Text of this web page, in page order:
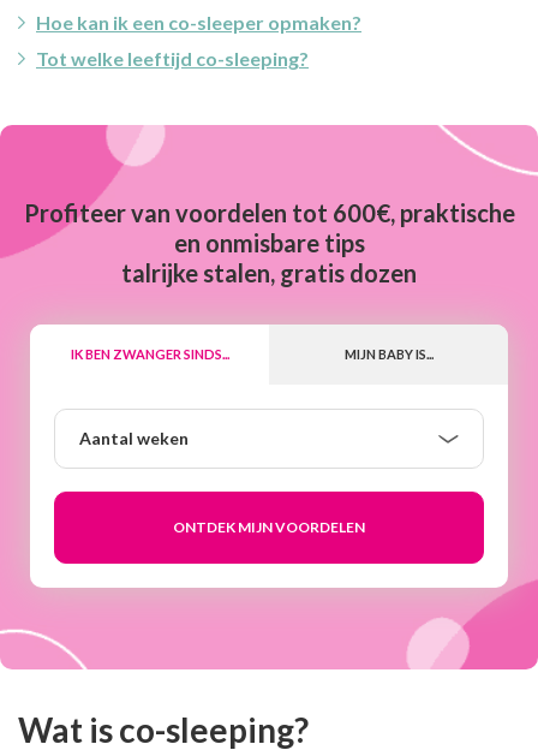
Hoe kan ik een co-sleeper opmaken?
Tot welke leeftijd co-sleeping?
Profiteer van voordelen tot 600€, praktische
en onmisbare tips
talrijke stalen, gratis dozen
IK BEN ZWANGER SINDS... MIJN BABY IS...
Aantal weken
Wat is co-sleeping?